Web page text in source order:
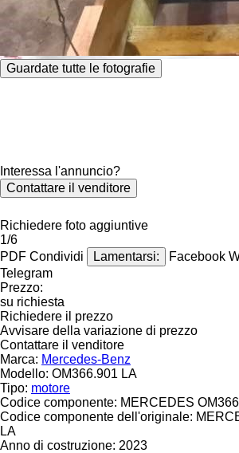
Guardate tutte le fotografie
Interessa l'annuncio?
Contattare il venditore
Richiedere foto aggiuntive
1/6
PDF Condividi Lamentarsi: Facebook
Telegram
Prezzo:
su richiesta
Richiedere il prezzo
Avvisare della variazione di prezzo
Contattare il venditore
Marca: Mercedes-Benz
Modello: OM366.901 LA
Tipo: motore
Codice componente: MERCEDES
Codice componente dell'originale:
LA
Anno di costruzione: 2023